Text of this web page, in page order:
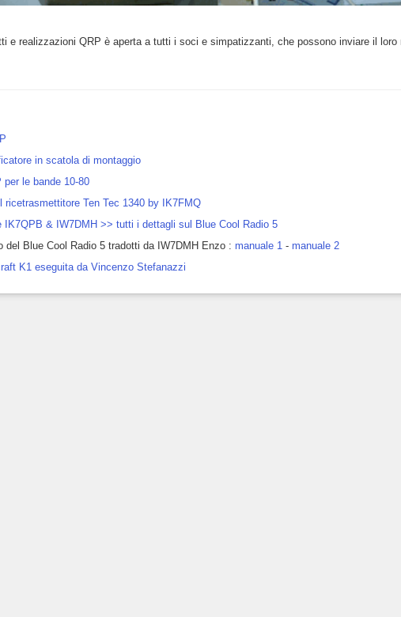
e realizzazioni QRP è aperta a tutti i soci e simpatizzanti, che possono inviare il
in scatola di montaggio
per le bande 10-80
ricetrasmettitore Ten Tec 1340 by IK7FMQ
IK7QPB & IW7DMH >> tutti i dettagli sul Blue Cool Radio 5
del Blue Cool Radio 5 tradotti da IW7DMH Enzo : manuale 1 - manuale 2
K1 eseguita da Vincenzo Stefanazzi